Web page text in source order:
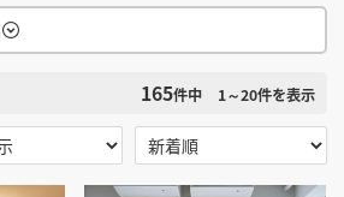
計・施工会社様へ
検索条件をクリア
165件中 1～20件を表示